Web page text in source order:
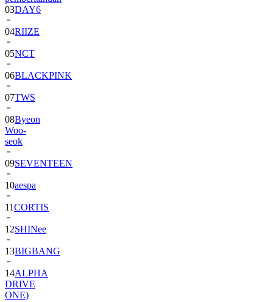
03DAY6
04RIIZE
05NCT
06BLACKPINK
07TWS
08Byeon
Woo-
seok
09SEVENTEEN
10aespa
11CORTIS
12SHINee
13BIGBANG
14ALPHA
DRIVE
ONE)